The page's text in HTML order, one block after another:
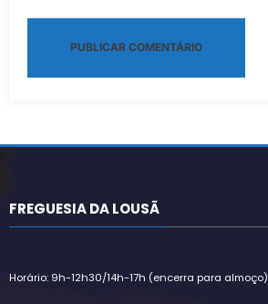
FREGUESIA DA LOUSÃ
Horário: 9h-12h30/14h-17h (encerra para almoço)